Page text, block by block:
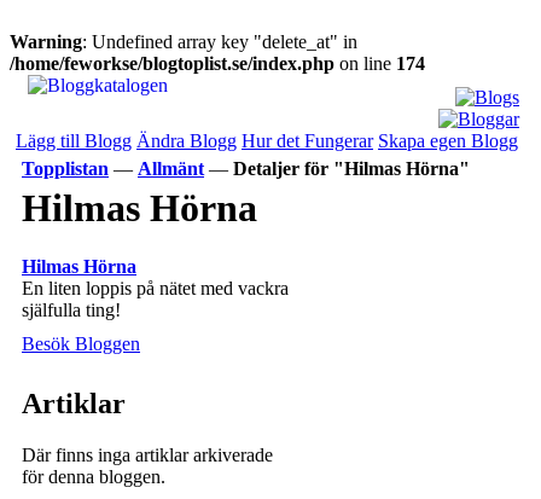
Warning: Undefined array key "delete_at" in
/home/feworkse/blogtoplist.se/index.php on line 174
Lägg till Blogg Ändra Blogg Hur det Fungerar Skapa egen Blogg
Topplistan — Allmänt — Detaljer för "Hilmas Hörna"
Hilmas Hörna
Hilmas Hörna
En liten loppis på nätet med vackra
själfulla ting!
Besök Bloggen
Artiklar
Där finns inga artiklar arkiverade
för denna bloggen.